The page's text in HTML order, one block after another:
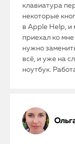
клавиатура
некоторые
в Apple Help, и
приехал ко
нужно
всё, и уже на
ноутбук.